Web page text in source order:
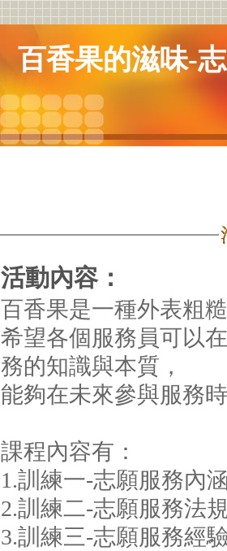
百香果的滋味-
活動內容：
百香果是一種外表粗
希望各個服務員可以
務的知識與本質，
能夠在未來參與服務
課程內容有：
1.訓練一-志願服務內
2.訓練二-志願服務法
3.訓練三-志願服務經